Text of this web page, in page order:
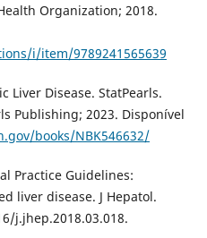
Organization; 2018.
i/item/9789241565639
Liver Disease. StatPearls.
Publishing; 2023. Disponível
books/NBK546632/
Practice Guidelines:
liver disease. J Hepatol.
j.jhep.2018.03.018.